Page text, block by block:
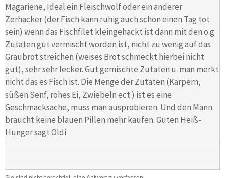
Magariene, Ideal ein Fleischwolf oder ein anderer
Zerhacker (der Fisch kann ruhig auch schon einen Tag tot
sein) wenn das Fischfilet kleingehackt ist dann mit den o.g.
Zutaten gut vermischt worden ist, nicht zu wenig auf das
Graubrot streichen (weises Brot schmeckt hierbei nicht
gut), sehr sehr lecker. Gut gemischte Zutaten u. man merkt
nicht das es Fisch ist. Die Menge der Zutaten (Karpern,
süßen Senf, rohes Ei, Zwiebeln ect.) ist es eine
Geschmacksache, muss man ausprobieren. Und den Mann
braucht keine blauen Pillen mehr kaufen. Guten Heiß-
Hunger sagt Oldi